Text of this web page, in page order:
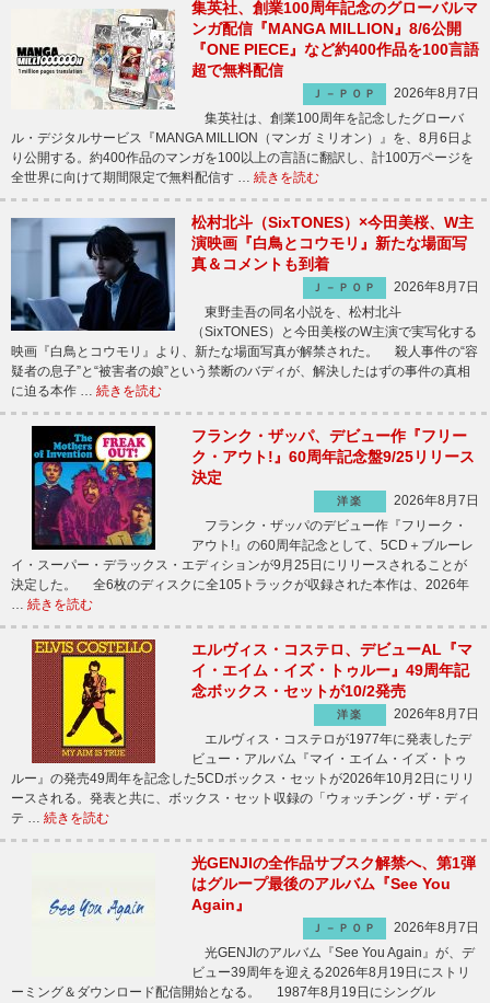
集英社、創業100周年記念のグローバルマ
ンガ配信『MANGA MILLION』8/6公開
『ONE PIECE』など約400作品を100言語
超で無料配信
Ｊ－ＰＯＰ
2026年8月7日
集英社は、創業100周年を記念したグローバ
ル・デジタルサービス『MANGA MILLION（マンガ ミリオン）』を、8月6日よ
り公開する。約400作品のマンガを100以上の言語に翻訳し、計100万ページを
全世界に向けて期間限定で無料配信す … 続きを読む
松村北斗（SixTONES）×今田美桜、W主
演映画『白鳥とコウモリ』新たな場面写
真＆コメントも到着
Ｊ－ＰＯＰ
2026年8月7日
東野圭吾の同名小説を、松村北斗
（SixTONES）と今田美桜のW主演で実写化する
映画『白鳥とコウモリ』より、新たな場面写真が解禁された。 殺人事件の“容
疑者の息子”と“被害者の娘”という禁断のバディが、解決したはずの事件の真相
に迫る本作 … 続きを読む
フランク・ザッパ、デビュー作『フリー
ク・アウト!』60周年記念盤9/25リリース
決定
洋楽
2026年8月7日
フランク・ザッパのデビュー作『フリーク・
アウト!』の60周年記念として、5CD＋ブルーレ
イ・スーパー・デラックス・エディションが9月25日にリリースされることが
決定した。 全6枚のディスクに全105トラックが収録された本作は、2026年
… 続きを読む
エルヴィス・コステロ、デビューAL『マ
イ・エイム・イズ・トゥルー』49周年記
念ボックス・セットが10/2発売
洋楽
2026年8月7日
エルヴィス・コステロが1977年に発表したデ
ビュー・アルバム『マイ・エイム・イズ・トゥ
ルー』の発売49周年を記念した5CDボックス・セットが2026年10月2日にリリ
ースされる。発表と共に、ボックス・セット収録の「ウォッチング・ザ・ディ
テ … 続きを読む
光GENJIの全作品サブスク解禁へ、第1弾
はグループ最後のアルバム『See You
Again』
Ｊ－ＰＯＰ
2026年8月7日
光GENJIのアルバム『See You Again』が、デ
ビュー39周年を迎える2026年8月19日にストリ
ーミング＆ダウンロード配信開始となる。 1987年8月19日にシングル